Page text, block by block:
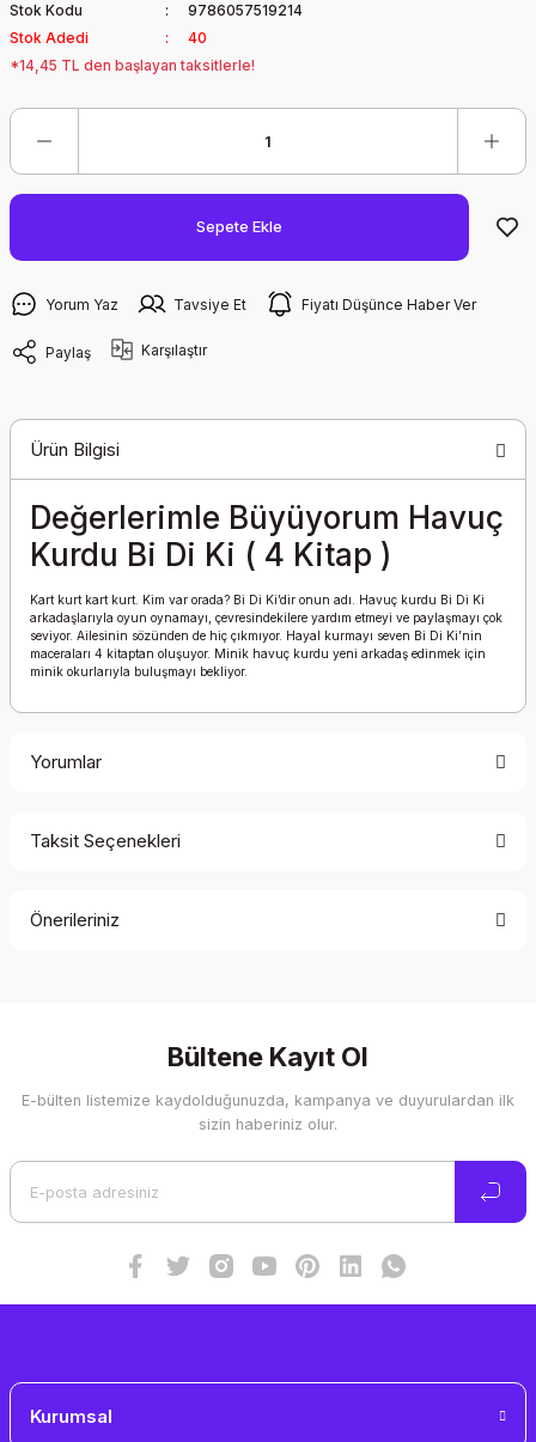
Stok Kodu
9786057519214
Stok Adedi
40
*14,45 TL den başlayan taksitlerle!
Sepete Ekle
Yorum Yaz Tavsiye Et Fiyatı Düşünce Haber Ver
Paylaş Karşılaştır
Ürün Bilgisi
Değerlerimle Büyüyorum Havuç
Kurdu Bi Di Ki ( 4 Kitap )
Kart kurt kart kurt. Kim var orada? Bi Di Ki’dir onun adı. Havuç kurdu Bi Di Ki
arkadaşlarıyla oyun oynamayı, çevresindekilere yardım etmeyi ve paylaşmayı çok
seviyor. Ailesinin sözünden de hiç çıkmıyor. Hayal kurmayı seven Bi Di Ki’nin
maceraları 4 kitaptan oluşuyor. Minik havuç kurdu yeni arkadaş edinmek için
minik okurlarıyla buluşmayı bekliyor.
Yorumlar
Taksit Seçenekleri
Önerileriniz
Görüş ve önerileriniz için teşekkür ederiz.
Ürün resmi kalitesiz, bozuk veya görüntülenemiyor.
Bültene Kayıt Ol
E-bülten listemize kaydolduğunuzda, kampanya ve duyurulardan ilk
sizin haberiniz olur.
Kurumsal